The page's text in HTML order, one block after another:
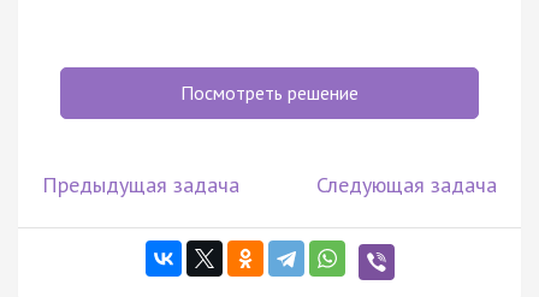
Посмотреть решение
Предыдущая задача Следующая задача